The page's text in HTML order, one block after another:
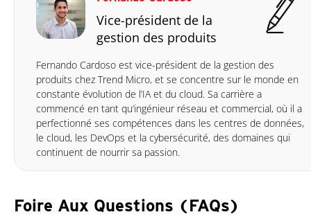
Vice-président de la
gestion des produits
Fernando Cardoso est vice-président de la gestion des
produits chez Trend Micro, et se concentre sur le monde en
constante évolution de l’IA et du cloud. Sa carrière a
commencé en tant qu’ingénieur réseau et commercial, où il a
perfectionné ses compétences dans les centres de données,
le cloud, les DevOps et la cybersécurité, des domaines qui
continuent de nourrir sa passion.
Foire Aux Questions (FAQs)